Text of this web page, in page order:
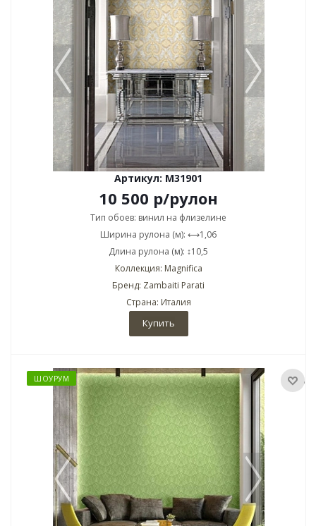
Артикул: M31901
10 500 р/рулон
Тип обоев: винил на флизелине
Ширина рулона (м): ⟷1,06
Длина рулона (м): ↕10,5
Коллекция: Magnifica
Бренд: Zambaiti Parati
Страна: Италия
Купить
ШОУРУМ